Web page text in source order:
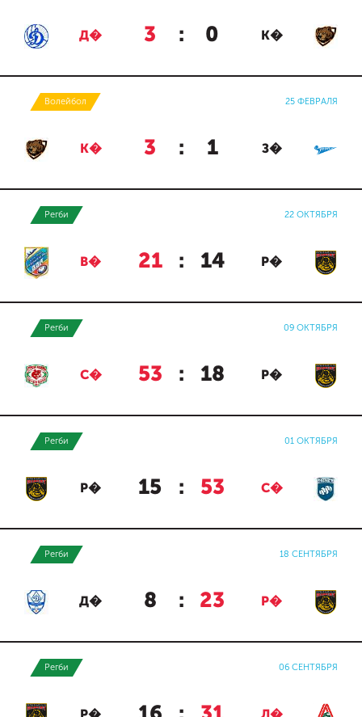
Д� 3 : 0 К�
Волейбол 25 ФЕВРАЛЯ
К� 3 : 1 З�
Регби 22 ОКТЯБРЯ
В� 21 : 14 Р�
Регби 09 ОКТЯБРЯ
С� 53 : 18 Р�
Регби 01 ОКТЯБРЯ
Р� 15 : 53 С�
Регби 18 СЕНТЯБРЯ
Д� 8 : 23 Р�
Регби 06 СЕНТЯБРЯ